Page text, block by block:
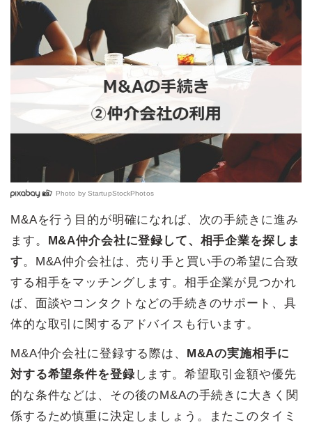
Photo by StartupStockPhotos
M&Aを行う目的が明確になれば、次の手続きに進み
ます。 M&A仲介会社に登録して、相手企業を探しま
す。M&A仲介会社は、売り手と買い手の希望に合致
する相手をマッチングします。相手企業が見つかれ
ば、面談やコンタクトなどの手続きのサポート、具
体的な取引に関するアドバイスも行います。
M&A仲介会社に登録する際は、 M&Aの実施相手に
対する希望条件を登録します。希望取引金額や優先
的な条件などは、その後のM&Aの手続きに大きく関
係するため慎重に決定しましょう。またこのタイミ